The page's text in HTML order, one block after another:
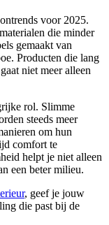
voor 2025.
die minder
gemaakt van
Producten die lang
niet meer alleen
rol. Slimme
steeds meer
om hun
comfort te
helpt je niet alleen
een beter milieu.
, geef je jouw
die past bij de